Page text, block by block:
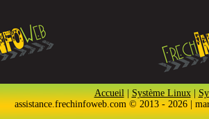
Accueil|Système Linux|
assistance.frechinfoweb.com © 2013 - 2026 |